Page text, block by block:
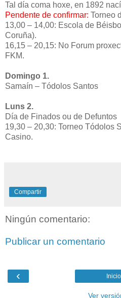
Tal día coma hoxe, en 1892
Pendente de confirmar: Torneo
13,00 – 14,00: Escola de
Coruña).
16,15 – 20,15: No Forum
FKM.
Domingo 1.
Samaín – Tódolos Santos
Luns 2.
Día de Finados ou de Defuntos
19,30 – 20,30: Torneo Tódolos
Casino.
Compartir
Ningún comentario:
Publicar un comentario
‹ Inicio
Ver